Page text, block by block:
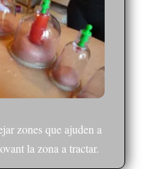
zones que ajuden a
la zona a tractar.